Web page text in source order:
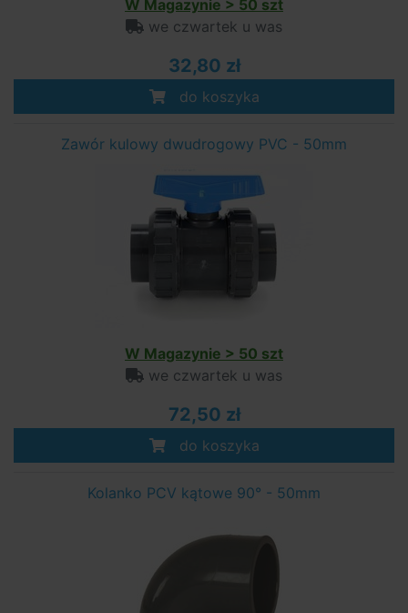
W Magazynie > 50 szt
we czwartek u was
32,80 zł
do koszyka
Zawór kulowy dwudrogowy PVC - 50mm
W Magazynie > 50 szt
we czwartek u was
72,50 zł
do koszyka
Kolanko PCV kątowe 90° - 50mm